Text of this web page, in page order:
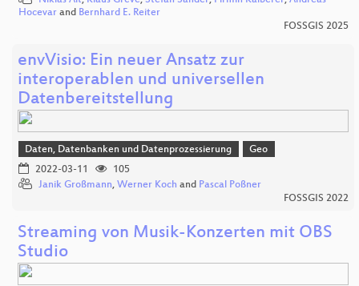
Hocevar and Bernhard E. Reiter
FOSSGIS 2025
envVisio: Ein neuer Ansatz zur
interoperablen und universellen
Datenbereitstellung
Daten, Datenbanken und Datenprozessierung
Geo
2022-03-11
105
Janik Großmann, Werner Koch and Pascal Poßner
FOSSGIS 2022
Streaming von Musik-Konzerten mit OBS
Studio